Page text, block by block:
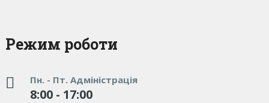
Режим роботи
Пн. - Пт. Адміністрація
8:00 - 17:00